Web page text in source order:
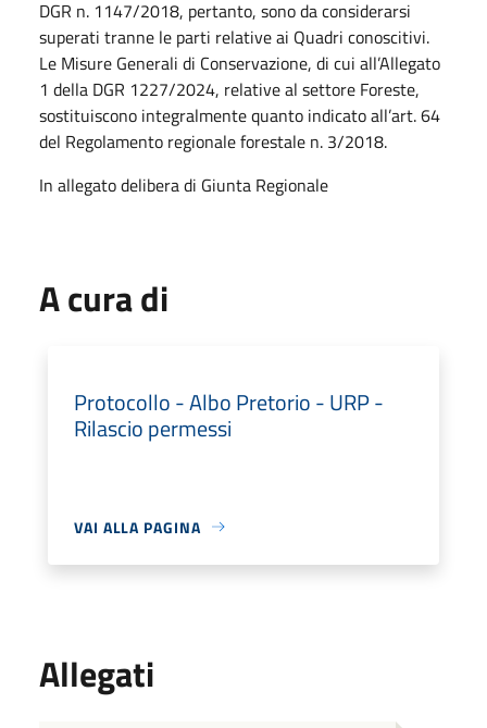
DGR n. 1147/2018, pertanto, sono da considerarsi
superati tranne le parti relative ai Quadri conoscitivi.
Le Misure Generali di Conservazione, di cui all’Allegato
1 della DGR 1227/2024, relative al settore Foreste,
sostituiscono integralmente quanto indicato all’art. 64
del Regolamento regionale forestale n. 3/2018.
In allegato delibera di Giunta Regionale
A cura di
Protocollo - Albo Pretorio - URP -
Rilascio permessi
VAI ALLA PAGINA
Allegati